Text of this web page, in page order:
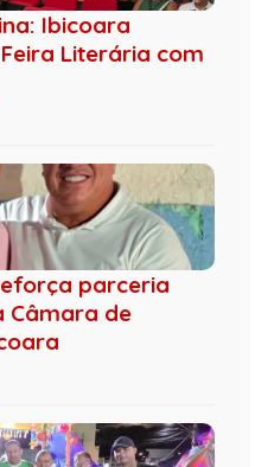
Ibicoara
Literária com
parceria
Câmara de